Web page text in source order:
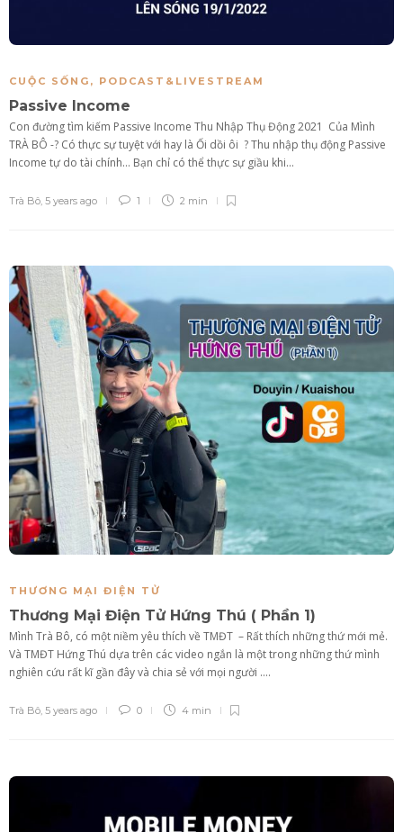
CUỘC SỐNG , PODCAST&LIVESTREAM
Passive Income
Con đường tìm kiếm Passive Income Thu Nhập Thụ Động 2021 Của Mình
TRÀ BÔ -? Có thực sự tuyệt với hay là Ối dồi ôi ? Thu nhập thụ động Passive
Income tự do tài chính… Bạn chỉ có thể thực sự giầu khi...
Trà Bô 5 years ago 1 2 min
THƯƠNG MẠI ĐIỆN TỬ
Thương Mại Điện Tử Hứng Thú ( Phần 1)
Mình Trà Bô, có một niềm yêu thích về TMĐT – Rất thích những thứ mới mẻ.
Và TMĐT Hứng Thú dựa trên các video ngắn là một trong những thứ mình
nghiên cứu rất kĩ gần đây và chia sẻ với mọi người ....
Trà Bô, 5 years ago 0 4 min